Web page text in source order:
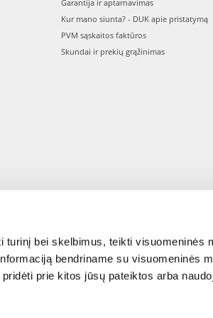
turinį bei skelbimus, teikti visuomeninės
bendriname su visuomeninės
prie kitos jūsų pateiktos arba
Garantija ir aptarnavimas
Kur mano siunta? - DUK apie pristatymą
PVM sąskaitos faktūros
Skundai ir prekių grąžinimas